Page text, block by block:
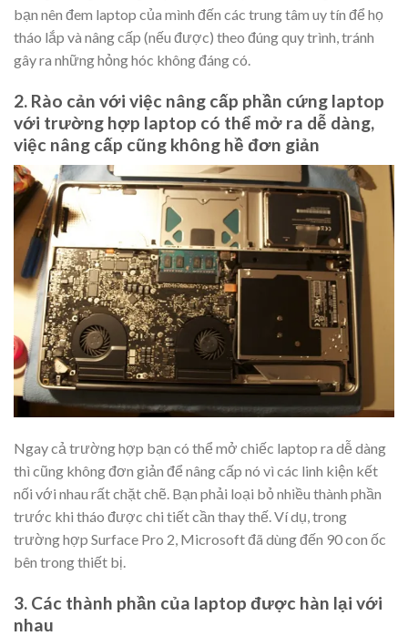
bạn nên đem laptop của mình đến các trung tâm uy tín để họ
tháo lắp và nâng cấp (nếu được) theo đúng quy trình, tránh
gây ra những hỏng hóc không đáng có.
2. Rào cản với việc nâng cấp phần cứng laptop
với trường hợp laptop có thể mở ra dễ dàng,
việc nâng cấp cũng không hề đơn giản
Ngay cả trường hợp bạn có thể mở chiếc laptop ra dễ dàng
thì cũng không đơn giản để nâng cấp nó vì các linh kiện kết
nối với nhau rất chặt chẽ. Bạn phải loại bỏ nhiều thành phần
trước khi tháo được chi tiết cần thay thế. Ví dụ, trong
trường hợp Surface Pro 2, Microsoft đã dùng đến 90 con ốc
bên trong thiết bị.
3. Các thành phần của laptop được hàn lại với
nhau